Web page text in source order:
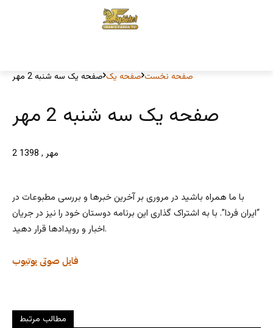
صفحه نخست صفحه یک صفحه یک سه شنبه 2 مهر
صفحه یک سه شنبه 2 مهر
2 مهر , 1398
با ما همراه باشید در مروری بر آخرین خبرها و بررسی مطبوعات در
“ایران فردا”. با به اشتراک گذاری این برنامه دوستان خود را نیز در جریان
اخبار و رویدادها قرار دهید.
یوتیوب فایل صوتی
مطالب مرتبط